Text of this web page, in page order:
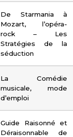
De Starmania à
Mozart, l’opéra-
rock – Les
Stratégies de la
séduction
La Comédie
musicale, mode
d’emploi
Guide Raisonné et
Déraisonnable de